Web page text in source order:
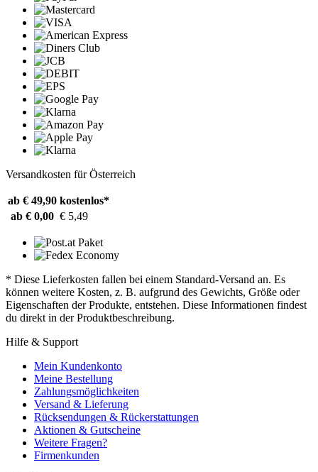
Versandkosten für Österreich
ab € 49,90 kostenlos*
ab € 0,00 € 5,49
* Diese Lieferkosten fallen bei einem Standard-Versand an. Es
können weitere Kosten, z. B. aufgrund des Gewichts, Größe oder
Eigenschaften der Produkte, entstehen. Diese Informationen findest
du direkt in der Produktbeschreibung.
Hilfe & Support
Mein Kundenkonto
Meine Bestellung
Zahlungsmöglichkeiten
Versand & Lieferung
Rücksendungen & Rückerstattungen
Aktionen & Gutscheine
Weitere Fragen?
Firmenkunden